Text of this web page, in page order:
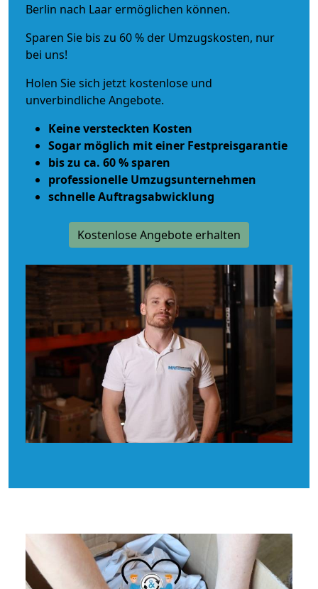
Berlin nach Laar ermöglichen können.
Sparen Sie bis zu 60 % der Umzugskosten, nur
bei uns!
Holen Sie sich jetzt kostenlose und
unverbindliche Angebote.
Keine versteckten Kosten
Sogar möglich mit einer Festpreisgarantie
bis zu ca. 60 % sparen
professionelle Umzugsunternehmen
schnelle Auftragsabwicklung
Kostenlose Angebote erhalten